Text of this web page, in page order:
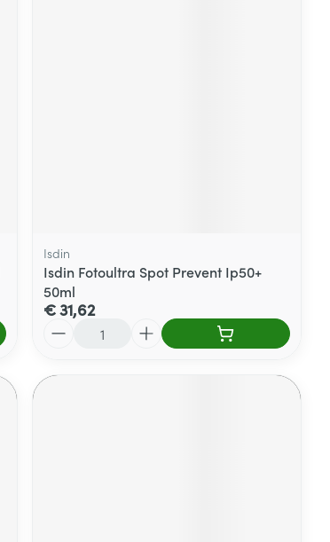
Isdin
Isdin Fotoultra Spot Prevent Ip50+
50ml
€ 31,62